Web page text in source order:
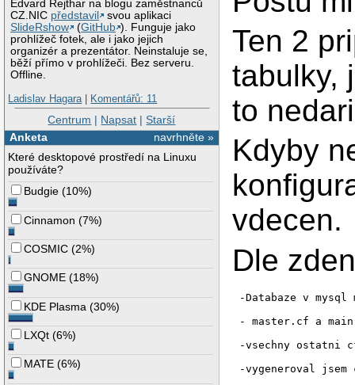
Edvard Rejthar na blogu zaměstnanců
CZ.NIC představil
svou aplikaci
SlideRshow
(GitHub ). Funguje jako
prohlížeč fotek, ale i jako jejich
organizér a prezentátor. Neinstaluje se,
běží přímo v prohlížeči. Bez serveru.
Offline.
Ladislav Hagara| Komentářů: 11
Centrum | Napsat |Starší
navrhněte »
Anketa
Které desktopové prostředí na Linuxu
používáte?
Budgie (10%)
Cinnamon (7%)
COSMIC (2%)
GNOME (18%)
KDE Plasma (30%)
LXQt (6%)
MATE (6%)
Ten 2
tabulky,
to
Kdyby
vdecen.
Dle
-Databaze v mysql
- master.cf a
-vsechny ostatni
-vygeneroval